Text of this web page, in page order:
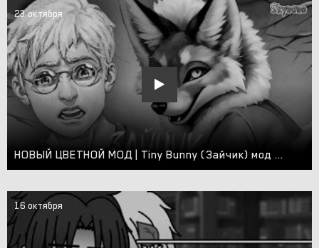
23 октября
НОВЫЙ ЦВЕТНОЙ МОД | Tiny Bunny (Зайчик) мод В тумане
16 октября